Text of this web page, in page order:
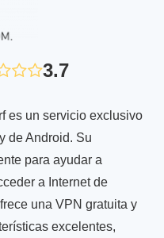
3.7
es un servicio exclusivo
de Android. Su
para ayudar a
a Internet de
una VPN gratuita y
excelentes,